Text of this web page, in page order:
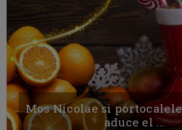
Mos Nicolae si
aduce el ...